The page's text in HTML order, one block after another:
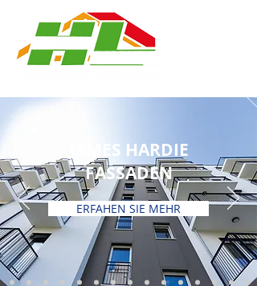
JAMES HARDIE
FASSADEN
ERFAHEN SIE MEHR